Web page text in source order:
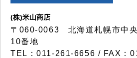
(株)米山商店
〒060-0063 北海道札幌市中央
10番地
TEL：011-261-6656 / FAX：